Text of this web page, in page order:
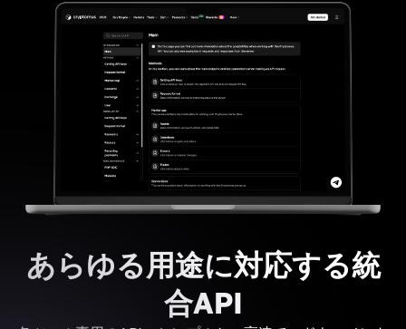
あらゆる用途に対応する統
合API